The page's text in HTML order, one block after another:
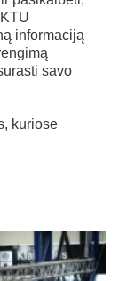
informaciją
savo
kuriose